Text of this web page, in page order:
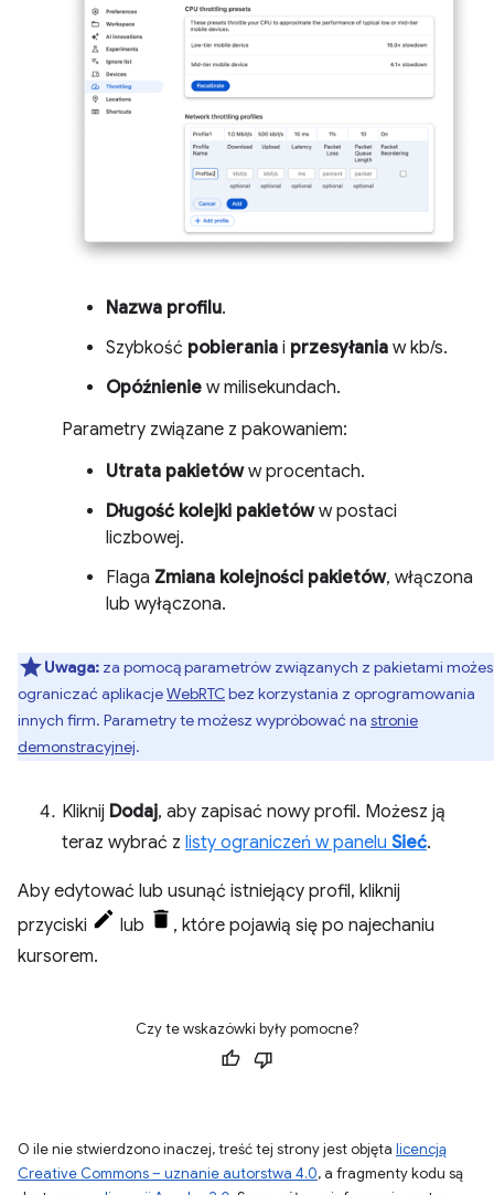
Nazwa profilu.
Szybkość pobierania i przesyłania w kb/s.
Opóźnienie w milisekundach.
Parametry związane z pakowaniem:
Utrata pakietóww procentach.
Długość kolejki pakietóww postaci
liczbowej.
Flaga Zmiana kolejności pakietów, włączona
lub wyłączona.
Uwaga: za pomocą parametrów związanych z pakietami
ograniczać aplikacjeWebRTCbez korzystania z oprogramowania
innych firm. Parametry te możesz wypróbować na stronie
demonstracyjnej.
Kliknij Dodaj, aby zapisać nowy profil. Możesz ją
teraz wybrać z listy ograniczeń w panelu Sieć.
Aby edytować lub usunąć istniejący profil, kliknij
przyciski
lub
, które pojawią się po najechaniu
kursorem.
Czy te wskazówki były pomocne?
O ile nie stwierdzono inaczej, treść tej strony jest objęta licencją
Creative Commons – uznanie autorstwa 4.0, a fragmenty kodu są